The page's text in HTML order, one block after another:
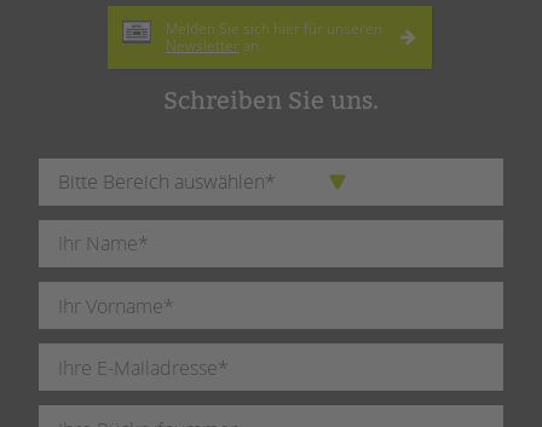
Melden Sie sich hier für unseren
Newsletter an.
Schreiben Sie uns.